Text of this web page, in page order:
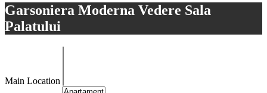
Garsoniera Moderna Vedere Sala
Palatului
Main Location